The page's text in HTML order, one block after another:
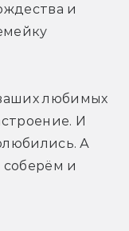
и
любимых
И
А
и